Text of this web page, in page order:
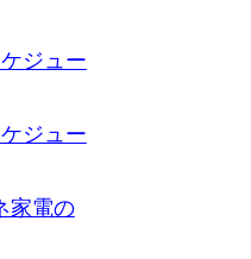
ジュー
ジュー
家電の